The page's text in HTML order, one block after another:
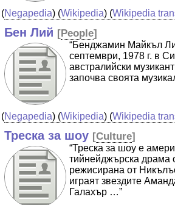
(Negapedia) (Wikipedia) (Wikipedia
Бен Лий [People]
“Бенджамин Майкъл
септември, 1978 г. в
австралийски
започва своята
(Negapedia) (Wikipedia) (Wikipedia
Треска за шоу [Culture]
“Треска за шоу е
тийнейджърска драма
режисирана от
играят звездите
Галахър …”